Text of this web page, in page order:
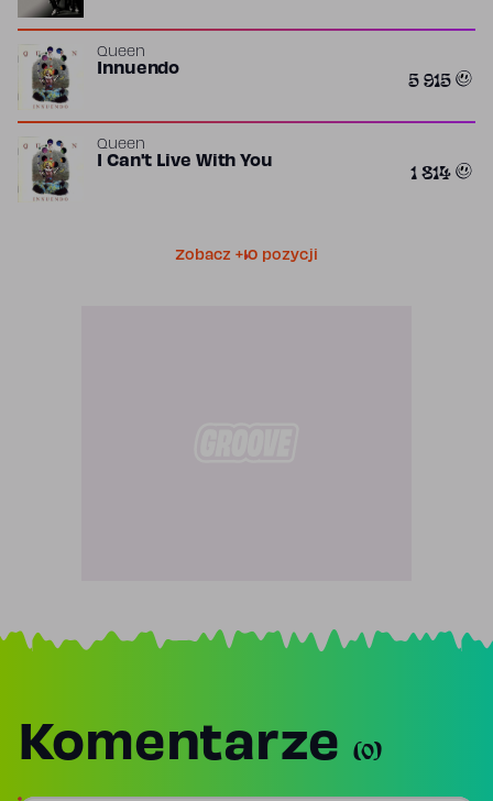
Queen
Innuendo 5 915
Queen
I Can't Live With You 1 814
Zobacz +10 pozycji
Komentarze (0)